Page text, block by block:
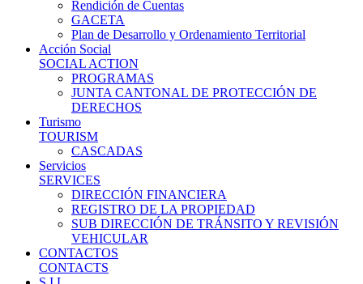
Rendición de Cuentas
GACETA
Plan de Desarrollo y Ordenamiento Territorial
Acción Social
SOCIAL ACTION
PROGRAMAS
JUNTA CANTONAL DE PROTECCIÓN DE
DERECHOS
Turismo
TOURISM
CASCADAS
Servicios
SERVICES
DIRECCIÓN FINANCIERA
REGISTRO DE LA PROPIEDAD
SUB DIRECCIÓN DE TRÁNSITO Y REVISIÓN
VEHICULAR
CONTACTOS
CONTACTS